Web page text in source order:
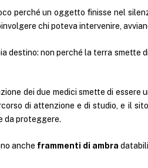
perché un oggetto finisse nel
chi poteva intervenire,
destino: non perché la terra smette
dei due medici smette di
di attenzione e di studio, e il
da proteggere.
anche frammenti di ambra